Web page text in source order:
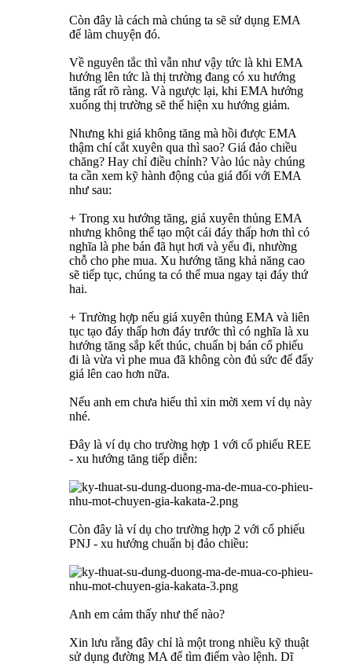
Còn đây là cách mà chúng ta sẽ sử dụng EMA
để làm chuyện đó.
Về nguyên tắc thì vẫn như vậy tức là khi EMA
hướng lên tức là thị trường đang có xu hướng
tăng rất rõ ràng. Và ngược lại, khi EMA hướng
xuống thị trường sẽ thể hiện xu hướng giảm.
Nhưng khi giá không tăng mà hồi được EMA
thậm chí cắt xuyên qua thì sao? Giá đảo chiều
chăng? Hay chỉ điều chỉnh? Vào lúc này chúng
ta cần xem kỹ hành động của giá đối với EMA
như sau:
+ Trong xu hướng tăng, giá xuyên thủng EMA
nhưng không thể tạo một cái đáy thấp hơn thì có
nghĩa là phe bán đã hụt hơi và yếu đi, nhường
chỗ cho phe mua. Xu hướng tăng khả năng cao
sẽ tiếp tục, chúng ta có thể mua ngay tại đáy thứ
hai.
+ Trường hợp nếu giá xuyên thủng EMA và liên
tục tạo đáy thấp hơn đáy trước thì có nghĩa là xu
hướng tăng sắp kết thúc, chuẩn bị bán cổ phiếu
đi là vừa vì phe mua đã không còn đủ sức để đẩy
giá lên cao hơn nữa.
Nếu anh em chưa hiểu thì xin mời xem ví dụ này
nhé.
Đây là ví dụ cho trường hợp 1 với cổ phiếu REE
- xu hướng tăng tiếp diễn:
Còn đây là ví dụ cho trường hợp 2 với cổ phiếu
PNJ - xu hướng chuẩn bị đảo chiều:
Anh em cảm thấy như thế nào?
Xin lưu rằng đây chỉ là một trong nhiều kỹ thuật
sử dụng đường MA để tìm điểm vào lệnh. Dĩ